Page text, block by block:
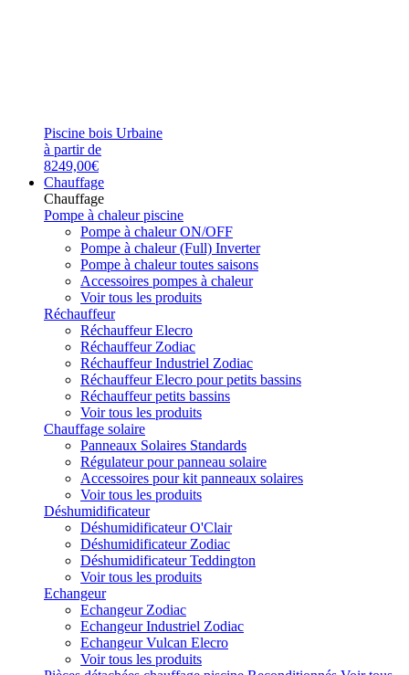
Piscine bois Urbaine
à partir de
8249,00€
Chauffage
Chauffage
Pompe à chaleur piscine
Pompe à chaleur ON/OFF
Pompe à chaleur (Full) Inverter
Pompe à chaleur toutes saisons
Accessoires pompes à chaleur
Voir tous les produits
Réchauffeur
Réchauffeur Elecro
Réchauffeur Zodiac
Réchauffeur Industriel Zodiac
Réchauffeur Elecro pour petits bassins
Réchauffeur petits bassins
Voir tous les produits
Chauffage solaire
Panneaux Solaires Standards
Régulateur pour panneau solaire
Accessoires pour kit panneaux solaires
Voir tous les produits
Déshumidificateur
Déshumidificateur O'Clair
Déshumidificateur Zodiac
Déshumidificateur Teddington
Voir tous les produits
Echangeur
Echangeur Zodiac
Echangeur Industriel Zodiac
Echangeur Vulcan Elecro
Voir tous les produits